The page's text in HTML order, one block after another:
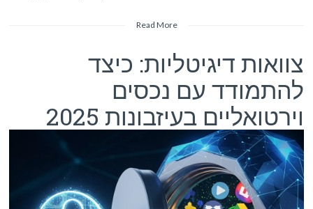
Read More
צוואות דיגיטליות: כיצד
להתמודד עם נכסים
וירטואליים בעיזבונות 2025